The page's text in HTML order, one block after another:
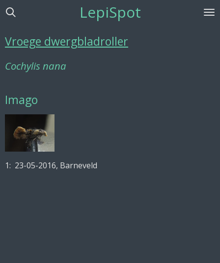
Ga
de
LepiSpot
Vroege dwergbladroller
Cochylis nana
Imago
1: 23-05-2016, Barneveld